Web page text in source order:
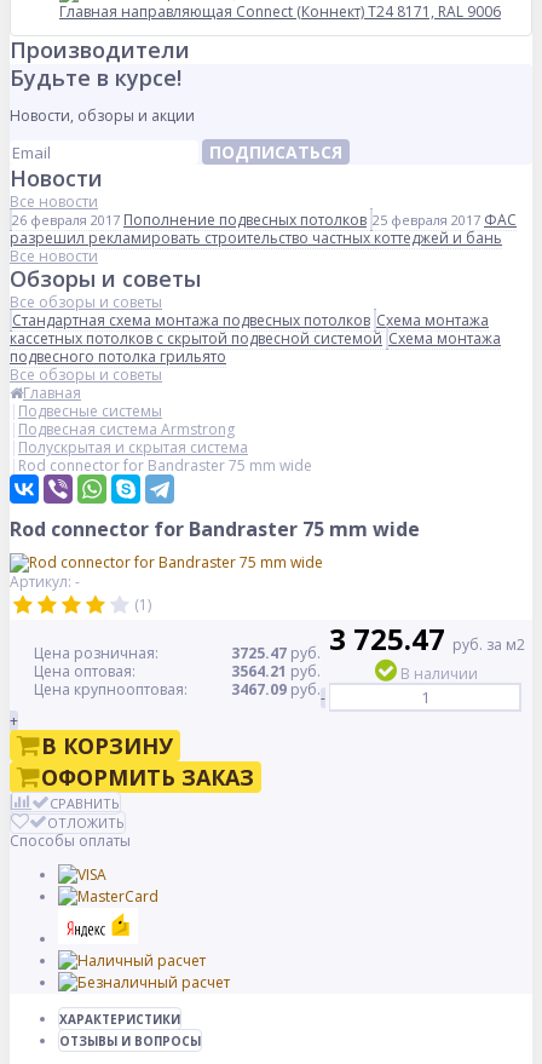
Главная направляющая Connect (Коннект) T24 8171, RAL 9006
Производители
Будьте в курсе!
Новости, обзоры и акции
ПОДПИСАТЬСЯ
Новости
Все новости
26 февраля 2017 Пополнение подвесных потолков 25 февраля 2017 ФАС
разрешил рекламировать строительство частных коттеджей и бань
Все новости
Обзоры и советы
Все обзоры и советы
Стандартная схема монтажа подвесных потолков Схема монтажа
кассетных потолков с скрытой подвесной системой Схема монтажа
подвесного потолка грильято
Все обзоры и советы
Главная
Подвесные системы
Подвесная система Armstrong
Полускрытая и скрытая система
Rod connector for Bandraster 75 mm wide
Rod connector for Bandraster 75 mm wide
Артикул: -
(1)
Цена розничная: 3725.47 руб.
Цена оптовая:
3564.21 руб.
Цена крупнооптовая:
3467.09 руб.
3 725.47 руб. за м2
В наличии
-
+
В КОРЗИНУ
ОФОРМИТЬ ЗАКАЗ
СРАВНИТЬ
ОТЛОЖИТЬ
Способы оплаты
ХАРАКТЕРИСТИКИ
ОТЗЫВЫ И ВОПРОСЫ